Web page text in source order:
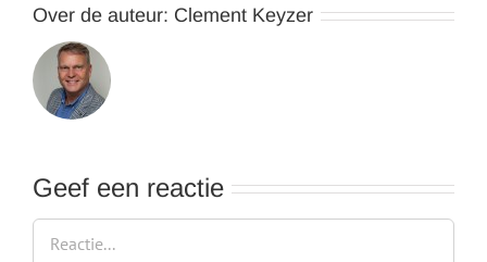
Over de auteur: Clement Keyzer
Geef een reactie
Reactie